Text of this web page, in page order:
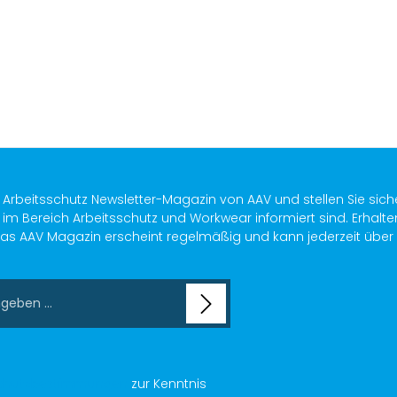
Newsletter-Magazin von AAV und stellen Sie
Bereich Arbeitsschutz und Workwear informiert sind.
AAV Magazin erscheint regelmäßig und kann jederzeit
zur Kenntnis